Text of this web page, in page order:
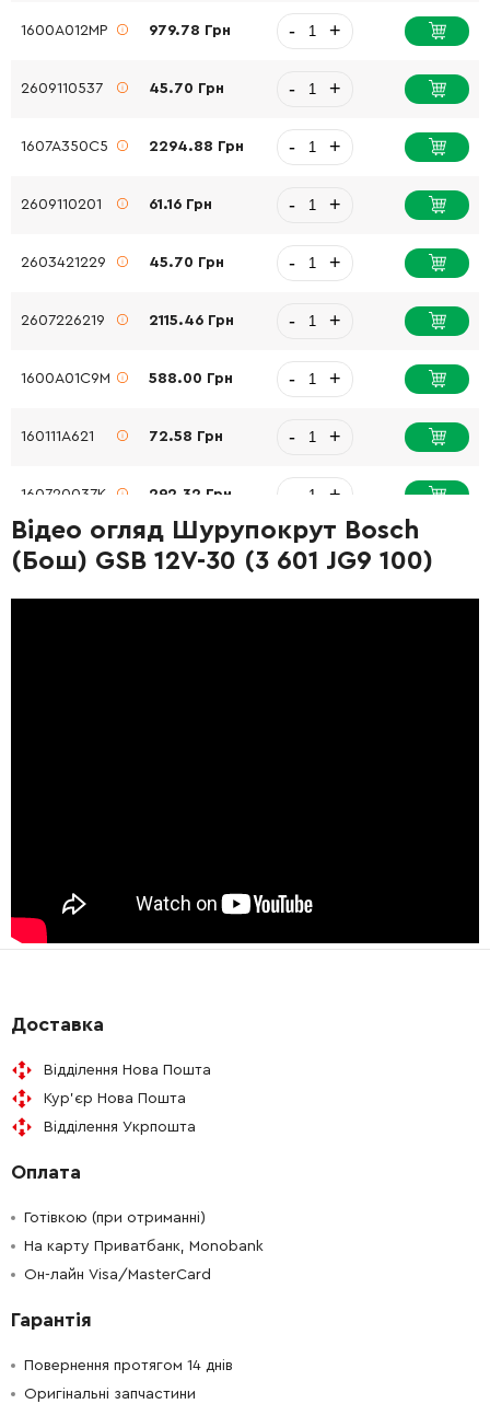
1600A012MP 979.78 Грн - +
2609110537 45.70 Грн - +
1607A350C5 2294.88 Грн - +
2609110201 61.16 Грн - +
2603421229 45.70 Грн - +
2607226219 2115.46 Грн - +
1600A01C9M 588.00 Грн - +
160111A621 72.58 Грн - +
160720037K 292.32 Грн +
Відео огляд Шурупокрут Bosch
(Бош) GSB 12V-30 (3 601 JG9 100)
Доставка
Відділення Нова Пошта
Кур'єр Нова Пошта
Відділення Укрпошта
Оплата
Готівкою (при отриманні)
На карту Приватбанк, Monobank
Он-лайн Visa/MasterCard
Гарантія
Повернення протягом 14 днів
Оригінальні запчастини